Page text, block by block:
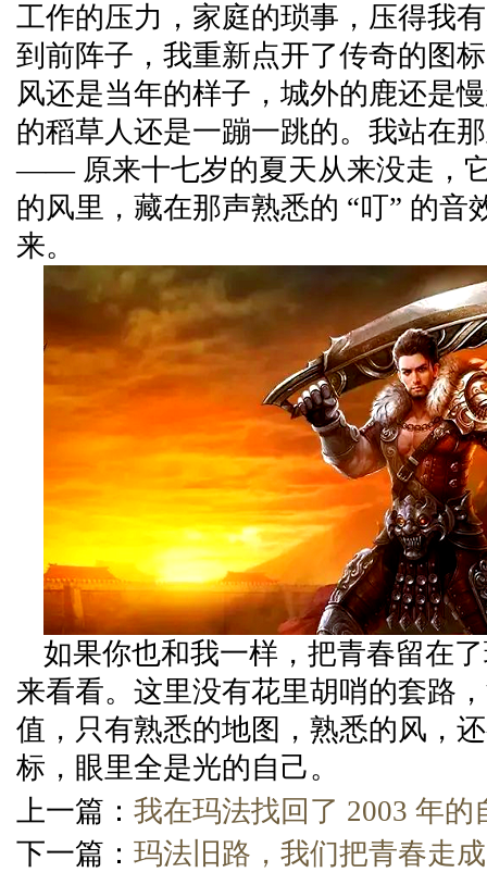
工作的压力，家庭的琐事，压得我
到前阵子，我重新点开了传奇的图
风还是当年的样子，城外的鹿还是
的稻草人还是一蹦一跳的。我站在
—— 原来十七岁的夏天从来没走，
的风里，藏在那声熟悉的 “叮” 的音
来。
如果你也和我一样，把青春留在
来看看。这里没有花里胡哨的套路
值，只有熟悉的地图，熟悉的风，
标，眼里全是光的自己。
上一篇： 我在玛法找回了 2003 年的
下一篇： 玛法旧路，我们把青春走